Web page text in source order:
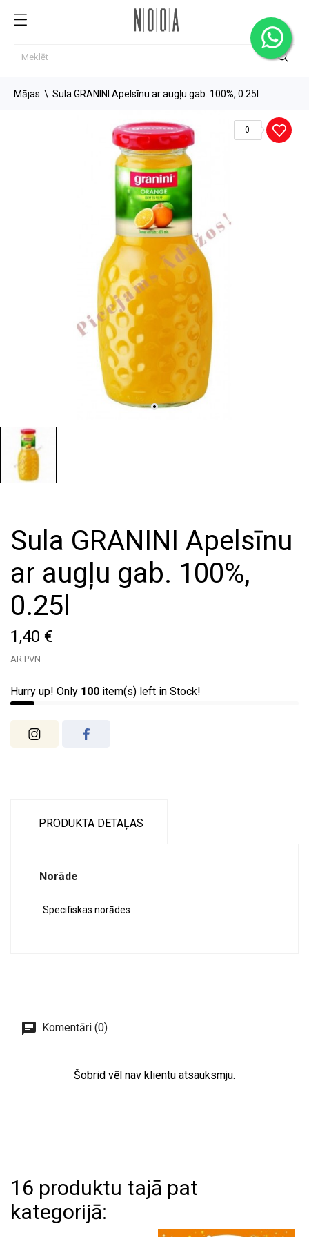
Mājas Sula GRANINI Apelsīnu ar augļu gab. 100%, 0.25l
0
Sula GRANINI Apelsīnu
ar augļu gab. 100%,
0.25l
1,40 €
AR PVN
Hurry up! Only 100 item(s) left in Stock!
PRODUKTA DETAĻAS
Norāde
Specifiskas norādes
Komentāri (0)
Šobrid vēl nav klientu atsauksmju.
16 produktu tajā pat
kategorijā: